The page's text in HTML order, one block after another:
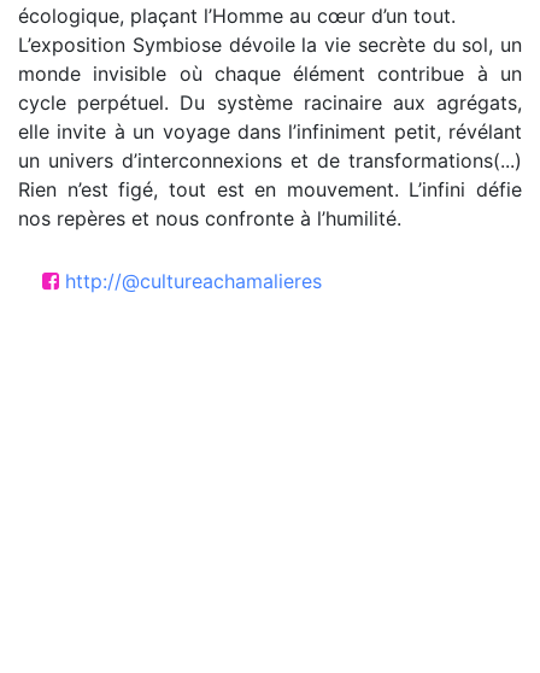
écologique, plaçant l’Homme au cœur d’un tout.
L’exposition Symbiose dévoile la vie secrète du sol, un
monde invisible où chaque élément contribue à un
cycle perpétuel. Du système racinaire aux agrégats,
elle invite à un voyage dans l’infiniment petit, révélant
un univers d’interconnexions et de transformations(...)
Rien n’est figé, tout est en mouvement. L’infini défie
nos repères et nous confronte à l’humilité.
http://@cultureachamalieres